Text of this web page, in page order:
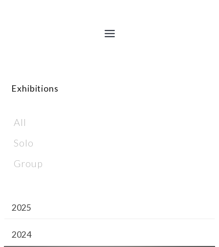
Exhibitions
All
Solo
Group
2025
2024